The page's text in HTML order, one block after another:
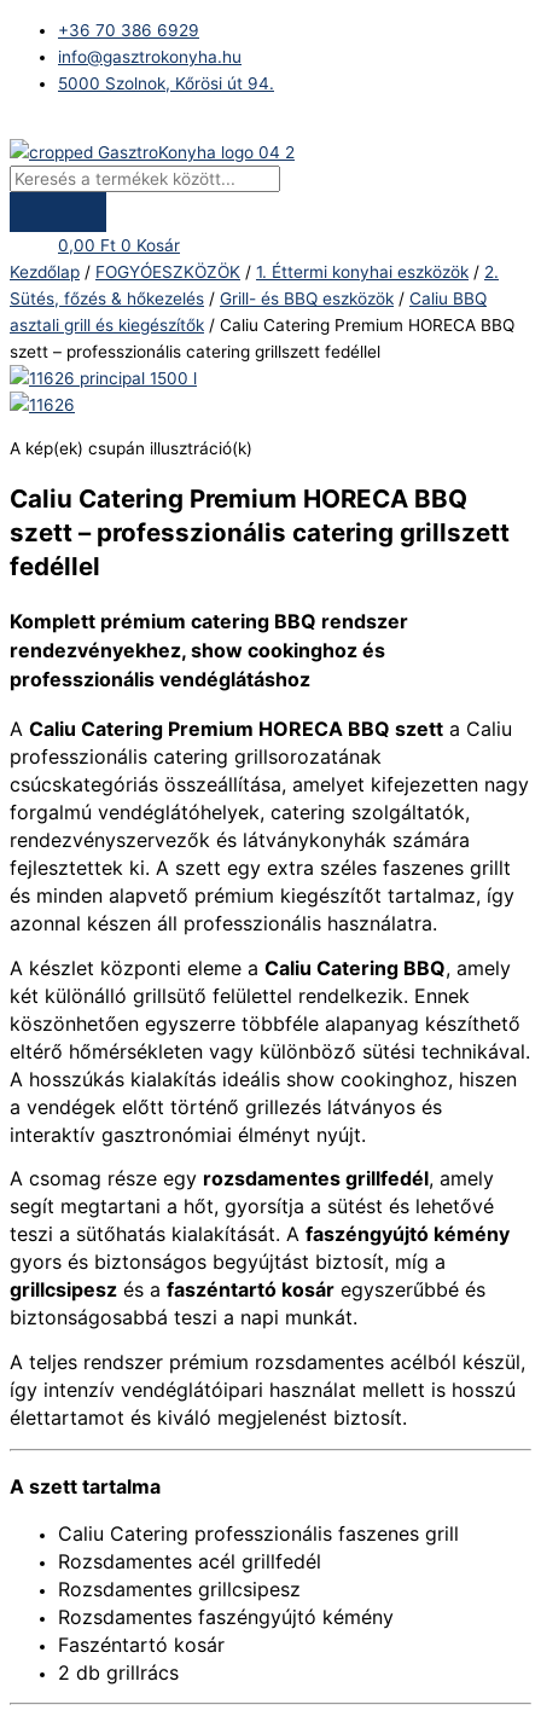
content
+36 70 386 6929
info@gasztrokonyha.hu
5000 Szolnok, Kőrösi út 94.
search
0,00 Ft 0 Kosár
Kezdőlap / FOGYÓESZKÖZÖK / 1. Éttermi konyhai eszközök / 2.
Sütés, főzés & hőkezelés / Grill- és BBQ eszközök / Caliu BBQ
asztali grill és kiegészítők / Caliu Catering Premium HORECA BBQ
szett – professzionális catering grillszett fedéllel
A kép(ek) csupán illusztráció(k)
Caliu Catering Premium HORECA BBQ
szett – professzionális catering grillszett
fedéllel
Komplett prémium catering BBQ rendszer
rendezvényekhez, show cookinghoz és
professzionális vendéglátáshoz
A Caliu Catering Premium HORECA BBQ szett a Caliu
professzionális catering grillsorozatának
csúcskategóriás összeállítása, amelyet kifejezetten nagy
forgalmú vendéglátóhelyek, catering szolgáltatók,
rendezvényszervezők és látványkonyhák számára
fejlesztettek ki. A szett egy extra széles faszenes grillt
és minden alapvető prémium kiegészítőt tartalmaz, így
azonnal készen áll professzionális használatra.
A készlet központi eleme a Caliu Catering BBQ, amely
két különálló grillsütő felülettel rendelkezik. Ennek
köszönhetően egyszerre többféle alapanyag készíthető
eltérő hőmérsékleten vagy különböző sütési technikával.
A hosszúkás kialakítás ideális show cookinghoz, hiszen
a vendégek előtt történő grillezés látványos és
interaktív gasztronómiai élményt nyújt.
A csomag része egy rozsdamentes grillfedél, amely
segít megtartani a hőt, gyorsítja a sütést és lehetővé
teszi a sütőhatás kialakítását. A faszéngyújtó kémény
gyors és biztonságos begyújtást biztosít, míg a
grillcsipesz és a faszéntartó kosár egyszerűbbé és
biztonságosabbá teszi a napi munkát.
A teljes rendszer prémium rozsdamentes acélból készül,
így intenzív vendéglátóipari használat mellett is hosszú
élettartamot és kiváló megjelenést biztosít.
A szett tartalma
Caliu Catering professzionális faszenes grill
Rozsdamentes acél grillfedél
Rozsdamentes grillcsipesz
Rozsdamentes faszéngyújtó kémény
Faszéntartó kosár
2 db grillrács
Catering
Premium
HORECA
szett
–
professzionális
grillszett
fedéllel
mennyiség